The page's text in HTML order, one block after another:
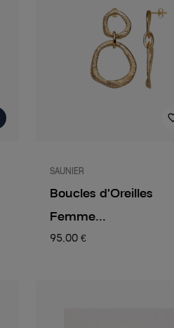
SAUNIER
Boucles d'Oreilles
Femme...
95,00 €